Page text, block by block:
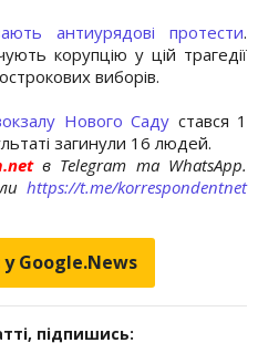
антиурядові протести.
корупцію у цій трагедії
виборів.
Нового Саду стався 1
загинули 16 людей.
в Telegram та WhatsApp.
https://t.me/korrespondentnet
Google.News
підпишись: